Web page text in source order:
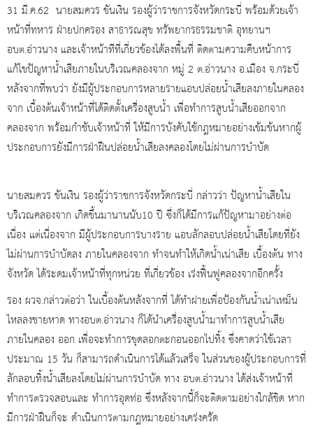
31 มี.ค.62 นายสมควร ขันเงิน รองผู้ว่าราชการจังหวัดกระบี่ พร้อมด้วยเจ้า
หน้าที่ทหาร ฝ่ายปกครอง สาธารณสุข ทรัพยากรธรรมชาติ อุทยานฯ
อบต.อ่าวนาง และเจ้าหน้าทีที่เกี่ยวข้องได้ลงพื้นที่ ติดตามความคืบหน้าการ
แก้ไขปัญหาน้ำเสียภายในบริเวณคลองจาก หมู่ 2 ต.อ่าวนาง อ.เมือง จ.กระบี่
หลังจากที่พบว่า ยังมีผู้ประกอบการหลายรายแอบปล่อยน้ำเสียลงภายในคลอง
จาก เบื้องต้นเจ้าหน้าที่ได้ติดตั้งเครื่องสูบน้ำ เพื่อทำการสูบน้ำเสียออกจาก
คลองจาก พร้อมกำชับเจ้าหน้าที่ ให้มีการบังคับใช้กฎหมายอย่างเข้มข้นหากผู้
ประกอบการยังมีการฝ่าฝืนปล่อยน้ำเสียลงคลองโดยไม่ผ่านการบำบัด
นายสมควร ขันเงิน รองผู้ว่าราชการจังหวัดกระบี่ กล่าวว่า ปัญหาน้ำเสียใน
บริเวณคลองจาก เกิดขึ้นมานานนับ10 ปี ซึ่งก็ได้มีการแก้ปัญหามาอย่างต่อ
เนื่อง แต่เนื่องจาก มีผู้ประกอบการบางราย แอบลักลอบปล่อยน้ำเสียโดยที่ยัง
ไม่ผ่านการบำบัดลง ภายในคลองจาก ทำจนทำให้เกิดน้ำเน่าเสีย เบื้องต้น ทาง
จังหวัด ได้ระดมเจ้าหน้าที่ทุกหน่วย ที่เกี่ยวข้อง เร่งฟื้นฟูคลองจากอีกครั้ง
รอง ผวจ.กล่าวต่อว่า ในเบื้องต้นหลังจากที่ ได้ทำฝายเพื่อป้องกันน้ำเน่าเหม็น
ไหลลงชายหาด ทางอบต.อ่าวนาง ก็ได้นำเครื่องสูบน้ำมาทำการสูบน้ำเสีย
ภายในคลอง ออก เพื่อจะทำการขุดลอกตะกอนออกไปทิ้ง ซึ่งคาดว่าใช้เวลา
ประมาณ 15 วัน ก็สามารถดำเนินการได้แล้วเสร็จ ในส่วนของผู้ประกอบการที่
ลักลอบทิ้งน้ำเสียลงโดยไม่ผ่านการบำบัด ทาง อบต.อ่าวนาง ได้ส่งเจ้าหน้าที่
ทำการตรวจสอบและ ทำการอุดท่อ ซึ่งหลังจากนี้ก็จะติดตามอย่างใกล้ชิด หาก
มีการฝ่าฝืนก็จะ ดำเนินการตามกฎหมายอย่างเคร่งครัด